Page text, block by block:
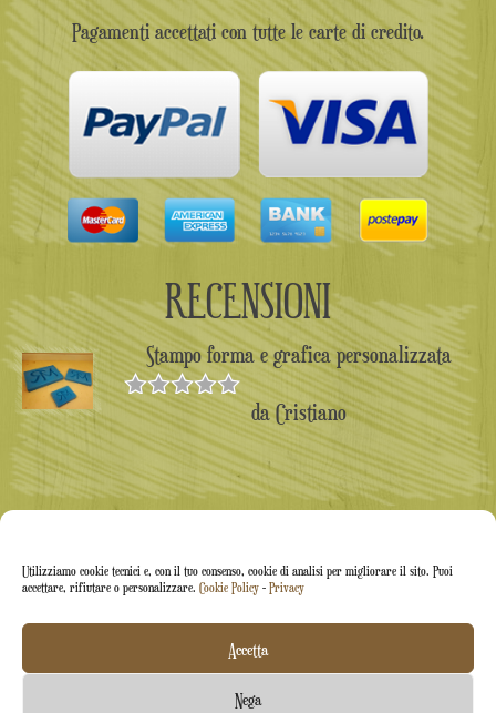
Utilizziamo cookie tecnici e, con il tuo consenso, cookie di analisi per migliorare il sito. Puoi
accettare, rifiutare o personalizzare. Cookie Policy - Privacy
Accetta
Nega
Pagamenti accettati con tutte le carte di credito.
RECENSIONI
Stampo forma e grafica personalizzata
Valutato5
su 5
da Cristiano
Arti&Inventive ® 2005-2026 | P.iva 05070120877 |